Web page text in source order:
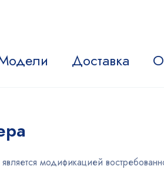
Доставка
модификацией